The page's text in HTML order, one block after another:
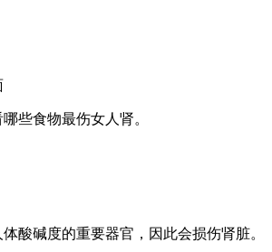
些食物最伤女人肾。
酸碱度的重要器官，因此会损伤肾脏。